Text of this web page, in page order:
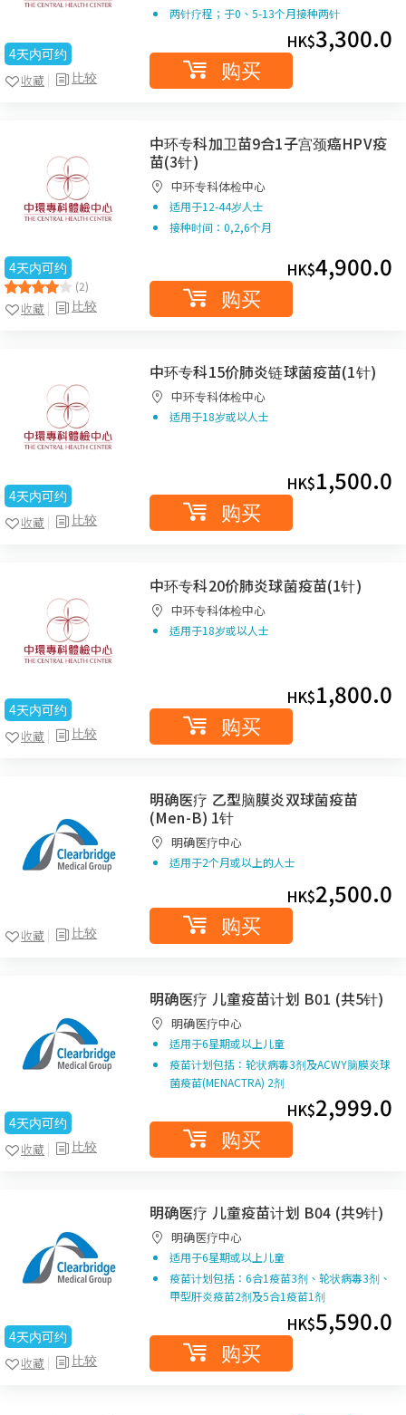
4天内可约
比较
收藏
两针疗程；于0、5-13个月接种两针
HK$3,300.0
购买
4天内可约
(2)
比较
收藏
中环专科加卫苗9合1子宫颈癌HPV疫
苗(3针)
中环专科体检中心
适用于12-44岁人士
接种时间：0,2,6个月
HK$4,900.0
购买
4天内可约
比较
收藏
中环专科15价肺炎链球菌疫苗(1针)
中环专科体检中心
适用于18岁或以人士
HK$1,500.0
购买
4天内可约
比较
收藏
中环专科20价肺炎球菌疫苗(1针)
中环专科体检中心
适用于18岁或以人士
HK$1,800.0
购买
比较
收藏
明确医疗 乙型脑膜炎双球菌疫苗
(Men-B) 1针
明确医疗中心
适用于2个月或以上的人士
HK$2,500.0
购买
4天内可约
比较
收藏
明确医疗 儿童疫苗计划 B01 (共5针)
明确医疗中心
适用于6星期或以上儿童
疫苗计划包括：轮状病毒3剂及ACWY脑膜炎球
菌疫苗(MENACTRA) 2剂
HK$2,999.0
购买
4天内可约
比较
收藏
明确医疗 儿童疫苗计划 B04 (共9针)
明确医疗中心
适用于6星期或以上儿童
疫苗计划包括：6合1疫苗3剂、轮状病毒3剂、
甲型肝炎疫苗2剂及5合1疫苗1剂
HK$5,590.0
购买